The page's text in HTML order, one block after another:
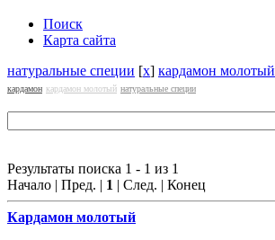
Поиск
Карта сайта
натуральные специи [x] кардамон молотый
кардамон кардамон молотый натуральные специи
Результаты поиска 1 - 1 из 1
Начало | Пред. | 1 | След. | Конец
Кардамон молотый